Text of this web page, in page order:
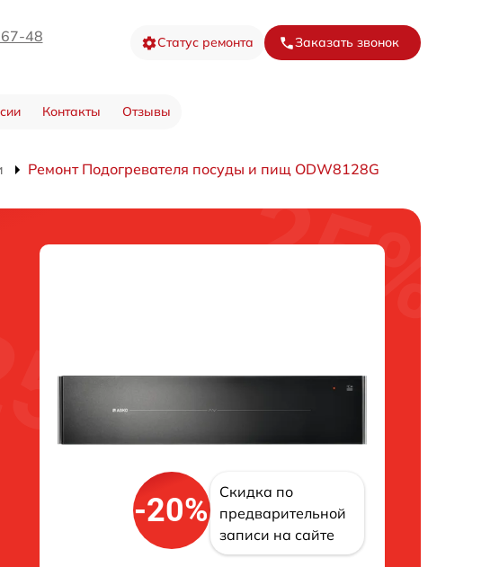
48 Статус ремонта Заказать звонок
Контакты Отзывы
Ремонт Подогревателя посуды и пищ ODW8128G
-20%
Скидка по
предварительной
записи на сайте